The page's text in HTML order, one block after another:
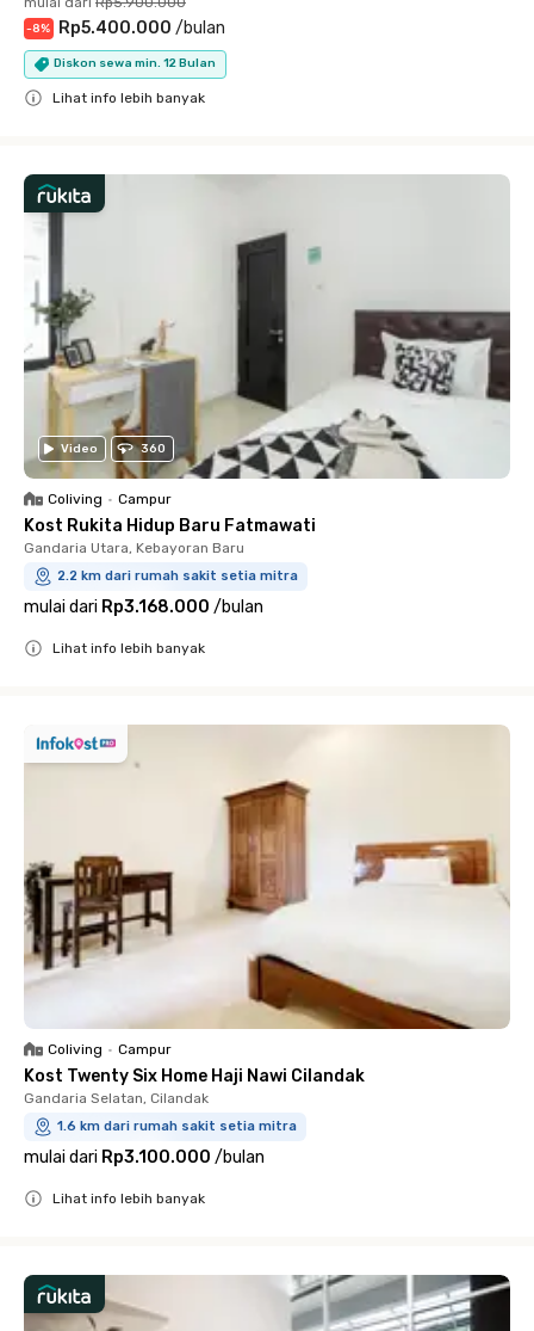
-8% Rp5.400.000 /bulan
Diskon sewa min. 12 Bulan
Lihat info lebih banyak
Video 360
Coliving • Campur
Kost Rukita Hidup Baru Fatmawati
Gandaria Utara, Kebayoran Baru
2.2 km dari rumah sakit setia mitra
mulai dari Rp3.168.000 /bulan
Lihat info lebih banyak
Coliving • Campur
Kost Twenty Six Home Haji Nawi Cilandak
Gandaria Selatan, Cilandak
1.6 km dari rumah sakit setia mitra
mulai dari Rp3.100.000 /bulan
Lihat info lebih banyak